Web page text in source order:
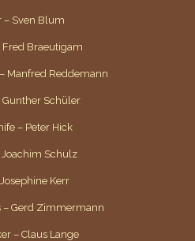
– Sven Blum
Fred Braeutigam
Manfred Reddemann
Schüler
– Peter Hick
Joachim Schulz
Kerr
– Gerd Zimmermann
– Claus Lange